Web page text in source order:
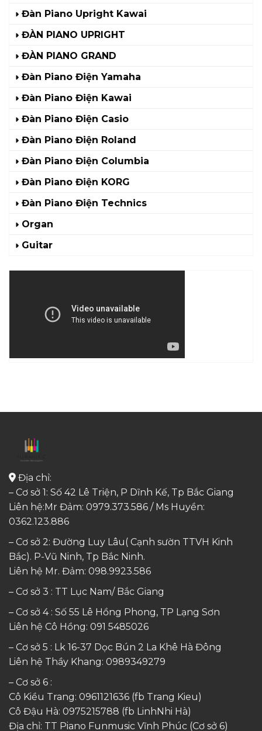
Đàn Piano Upright Kawai
ĐÀN PIANO UPRIGHT
ĐÀN PIANO GRAND
Đàn Piano Điện Yamaha
Đàn Piano Điện Kawai
Đàn Piano Điện Casio
Đàn Piano Điện Roland
Đàn Piano Điện Columbia
Đàn Piano Điện KORG
Đàn Piano Điện Technics
Organ
Guitar
Địa chỉ:
– Cơ sở 1: Số 42 Lê Triện, P Dĩnh Kế, Tp Bắc Giang
Liên hệ:Mr Đảm: 0979.373.586 / Ms Huyền:
0362.123.886
– Cơ sở 2: Đường Luy Lâu( Cạnh sườn TTVH Kinh
Bắc). P-Vũ Ninh, Tp Bắc Ninh.
Liên hệ Mr. Đảm: 098.9923.586
– Cơ sở 3 : TT Lục Nam/ Bắc Giang
– Cơ sở 4 : Số 55 Lê Hồng Phong, TP Lạng Sơn
Liên hệ Cô Hồng: 091 5485026
– Cơ sở 5 : Lk 16-37 Dọc Bún 2 La Khê Hà Đông
Liên hệ Thầy Khang: 0989349279
– Cơ sở 6 :
Cô Kiều Trang: 0961121636 (fb Trang Kieu)
Cô Đậu Hà: 0975215788 (fb LinhNhi Hà)
Địa chỉ: TT Piano Funmusic Vĩnh Phúc (Cơ sở 6)